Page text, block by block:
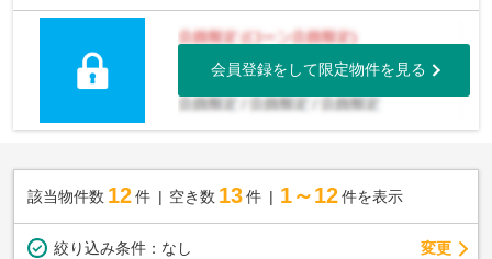
会員登録をして限定物件を見る
該当物件数 12件 空き数 13 件 1～12 件を表示
絞り込み条件： なし 変更